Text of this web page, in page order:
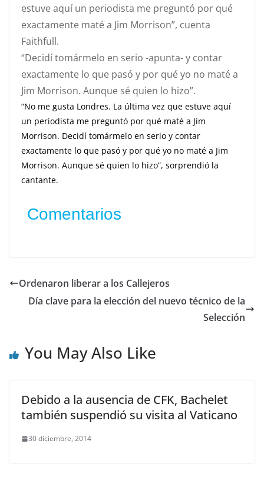
estuve aquí un periodista me preguntó por qué
exactamente maté a Jim Morrison”, cuenta
Faithfull.
“Decidí tomármelo en serio -apunta- y contar
exactamente lo que pasó y por qué yo no maté a
Jim Morrison. Aunque sé quien lo hizo”.
“No me gusta Londres. La última vez que estuve aquí
un periodista me preguntó por qué maté a Jim
Morrison. Decidí tomármelo en serio y contar
exactamente lo que pasó y por qué yo no maté a Jim
Morrison. Aunque sé quien lo hizo”, sorprendió la
cantante.
Comentarios
Ordenaron liberar a los Callejeros
Día clave para la elección del nuevo técnico de la
Selección
You May Also Like
Debido a la ausencia de CFK, Bachelet
también suspendió su visita al Vaticano
30 diciembre, 2014